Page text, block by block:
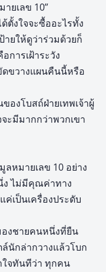
ยเลข 10”
ตั้งใจจะซื้ออะไรทั้ง
ายให้ดูว่าร่วมด้วยก็
การเฝ้าระวัง
ขวางแผนคืนนี้หรือ
องโบสถ์ฝ่ายเทพเจ้าผู้
ะมีมากกว่าพวกเขา
หมายเลข 10 อย่าง
ง ไม่มีคุณค่าทาง
ค่เป็นเครื่องประดับ
งชายคนหนึ่งที่ยืน
นักล่ากวางแล้วโบก
ใจทันทีว่า ทุกคน